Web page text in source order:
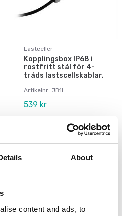
About
content and ads, to
Lastceller
Kopplingsbox IP68 i
rostfritt stål för 4-
tråds lastscellskablar.
Artikelnr: JB1I
539 kr